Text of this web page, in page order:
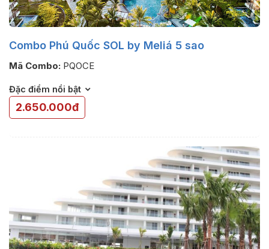
Combo Phú Quốc SOL by Meliá 5 sao
Mã Combo: PQOCE
Đặc điểm nổi bật
2.650.000đ